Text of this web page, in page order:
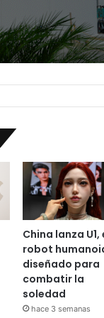
China lanza U1,
robot
diseñado para
combatir la
soledad
hace 3 semanas